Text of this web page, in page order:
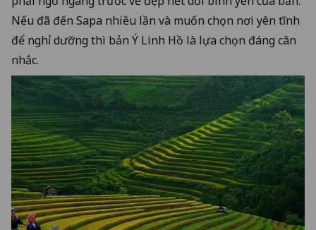
Nếu đã đến Sapa nhiều lần và muốn chọn nơi yên tĩnh
để nghỉ dưỡng thì bản Ý Linh Hồ là lựa chọn đáng cân
nhắc.